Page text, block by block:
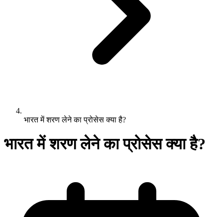
भारत में शरण लेने का प्रोसेस क्या है?
भारत में शरण लेने का प्रोसेस क्या है?